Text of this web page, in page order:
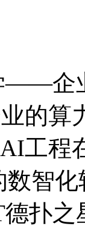
——企
的算
工程
智
扑